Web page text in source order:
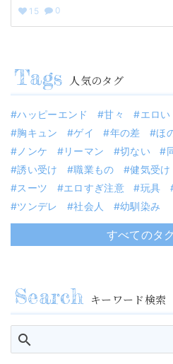
15
0
人気のタグ
ハッピーエンド 甘々 エロい
胸キュン
ゲイ 年の差 ほ
ノンケ
リーマン 切ない
誘い受け
職業もの 健気受け
スーツ
エロすぎ注意 玩具
ツンデレ
社会人 幼馴染み
すべてのタ
キーワード検索